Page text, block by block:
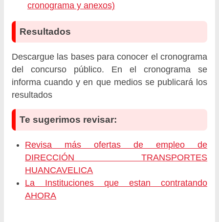
cronograma y anexos)
Resultados
Descargue las bases para conocer el cronograma
del concurso público. En el cronograma se
informa cuando y en que medios se publicará los
resultados
Te sugerimos revisar:
Revisa más ofertas de empleo de
DIRECCIÓN TRANSPORTES
HUANCAVELICA
La Instituciones que estan contratando
AHORA